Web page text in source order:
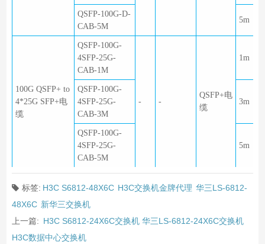
QSFP-100G-D-
CAB-5M
5m
100G QSFP+ to
4*25G SFP+电
缆
QSFP-100G-
4SFP-25G-
CAB-1M
- -
QSFP+电
缆
1m
QSFP-100G-
4SFP-25G-
CAB-3M
3m
QSFP-100G-
4SFP-25G-
CAB-5M
5m
标签: H3C S6812-48X6C H3C交换机金牌代理 华三LS-6812-
48X6C 新华三交换机
上一篇: H3C S6812-24X6C交换机 华三LS-6812-24X6C交换机
H3C数据中心交换机